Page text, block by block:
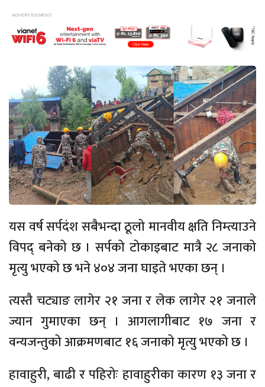
यस वर्ष सर्पदंश सबैभन्दा ठूलो मानवीय क्षति निम्त्याउने
विपद् बनेको छ । सर्पको टोकाइबाट मात्रै २८ जनाको
मृत्यु भएको छ भने ४०४ जना घाइते भएका छन् ।
त्यस्तै चट्याङ लागेर २१ जना र लेक लागेर २१ जनाले
ज्यान गुमाएका छन् । आगलागीबाट १७ जना र
वन्यजन्तुको आक्रमणबाट १६ जनाको मृत्यु भएको छ ।
हावाहुरी, बाढी र पहिरोः हावाहुरीका कारण १३ जना र